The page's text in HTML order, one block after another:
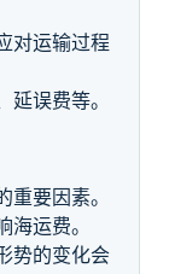
对运输过程
误费等。
要因素。
运费。
势的变化会